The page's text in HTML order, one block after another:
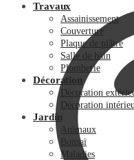
Travaux
Assainissement
Couverture
Plaque de plâtre
Salle de bain
Plomberie
Décoration
Décoration
Décoration
Jardin
Animaux
Bonsaï
Maladies